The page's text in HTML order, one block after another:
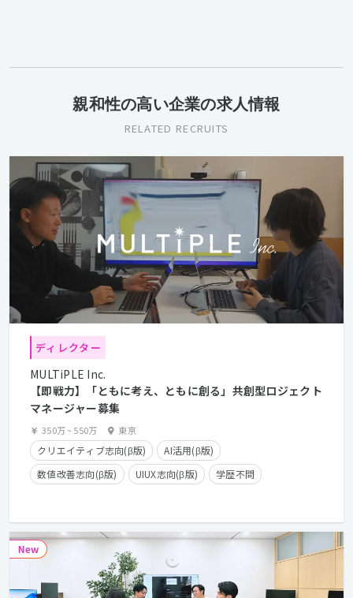
親和性の高い企業の求人情報
RELATED RECRUITS
ディレクター
MULTiPLE Inc.
【即戦力】「ともに考え、ともに創る」共創型ロジェクト
マネージャー募集
350万~550万 東京
クリエイティブ志向(β版)
AI活用(β版)
数値改善志向(β版)
UIUX志向(β版)
学歴不問
残業少なめ
残業手当有り 住宅手当有り
副業OK
フレックスタイム制
在宅勤務可
経験者優遇
カジュアル面談歓迎
クライアントとの直接取引多数